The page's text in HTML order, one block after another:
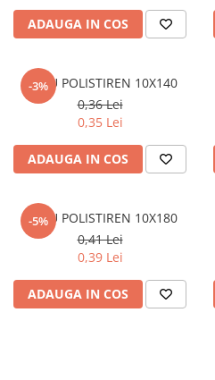
Tablă perforată
Țeavă
Stâlpi pentru gard
Țeavă amprentată
Țeavă pătrată și rectangulară
zincată
Țeavă rotundă pentru construcții
Țeavă rotundă pentru construții
zincată
Țeavă din oțel pentru instalații
Țeavă instalații fără sudură (țeavă
trasă)
ADAUGA IN COS
-3%
DIBLU POLISTIREN 10X140
0,36 Lei
0,35 Lei
ADAUGA IN COS
-5%
DIBLU POLISTIREN 10X180
0,41 Lei
0,39 Lei
ADAUGA IN COS